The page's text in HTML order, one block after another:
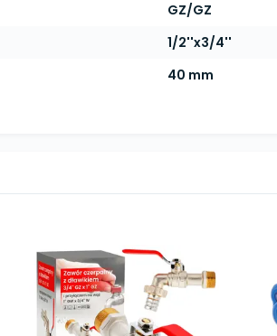
GZ/GZ
1/2''x3/4''
40 mm